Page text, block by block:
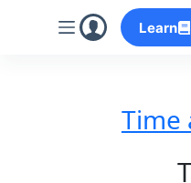
Learn
Time